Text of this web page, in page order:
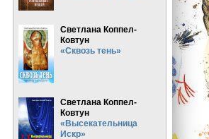
Светлана Коппел-
Ковтун
«Сквозь тень»
Светлана Коппел-
Ковтун
«Высекательница
Искр»